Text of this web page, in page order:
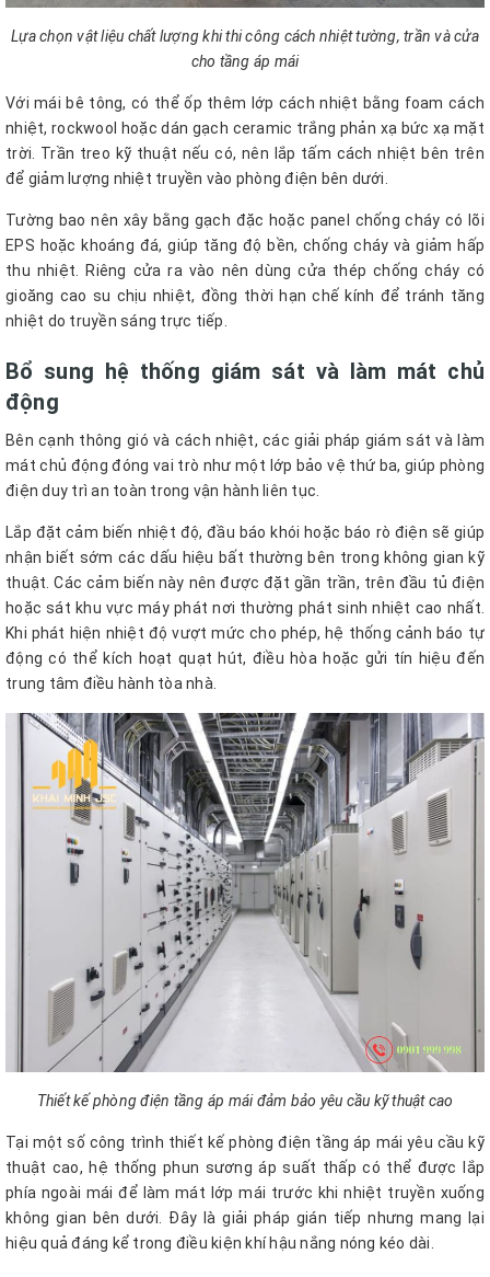
Lựa chọn vật liệu chất lượng khi thi công cách nhiệt tường, trần và cửa
cho tầng áp mái
Với mái bê tông, có thể ốp thêm lớp cách nhiệt bằng foam cách
nhiệt, rockwool hoặc dán gạch ceramic trắng phản xạ bức xạ mặt
trời. Trần treo kỹ thuật nếu có, nên lắp tấm cách nhiệt bên trên
để giảm lượng nhiệt truyền vào phòng điện bên dưới.
Tường bao nên xây bằng gạch đặc hoặc panel chống cháy có lõi
EPS hoặc khoáng đá, giúp tăng độ bền, chống cháy và giảm hấp
thu nhiệt. Riêng cửa ra vào nên dùng cửa thép chống cháy có
gioăng cao su chịu nhiệt, đồng thời hạn chế kính để tránh tăng
nhiệt do truyền sáng trực tiếp.
Bổ sung hệ thống giám sát và làm mát chủ
động
Bên cạnh thông gió và cách nhiệt, các giải pháp giám sát và làm
mát chủ động đóng vai trò như một lớp bảo vệ thứ ba, giúp phòng
điện duy trì an toàn trong vận hành liên tục.
Lắp đặt cảm biến nhiệt độ, đầu báo khói hoặc báo rò điện sẽ giúp
nhận biết sớm các dấu hiệu bất thường bên trong không gian kỹ
thuật. Các cảm biến này nên được đặt gần trần, trên đầu tủ điện
hoặc sát khu vực máy phát nơi thường phát sinh nhiệt cao nhất.
Khi phát hiện nhiệt độ vượt mức cho phép, hệ thống cảnh báo tự
động có thể kích hoạt quạt hút, điều hòa hoặc gửi tín hiệu đến
trung tâm điều hành tòa nhà.
Thiết kế phòng điện tầng áp mái đảm bảo yêu cầu kỹ thuật cao
Tại một số công trình thiết kế phòng điện tầng áp mái yêu cầu kỹ
thuật cao, hệ thống phun sương áp suất thấp có thể được lắp
phía ngoài mái để làm mát lớp mái trước khi nhiệt truyền xuống
không gian bên dưới. Đây là giải pháp gián tiếp nhưng mang lại
hiệu quả đáng kể trong điều kiện khí hậu nắng nóng kéo dài.